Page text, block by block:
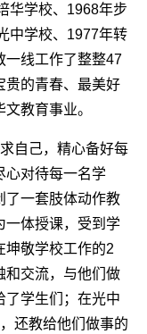
学校、1968年步
中学校、1977年转
一线工作了整整47
贵的青春、最美好
教育事业。
自己，精心备好每
心对待每一名学
了一套肢体动作教
一体授课，受到学
坤敬学校工作的2
和交流，与他们做
了学生们；在光中
还教给他们做事的